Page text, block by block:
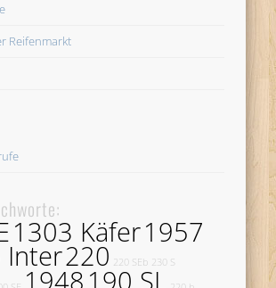
Reifenmarkt
1303 Käfer1957
Inter220 220 SEb 230 S
1948 190 SL